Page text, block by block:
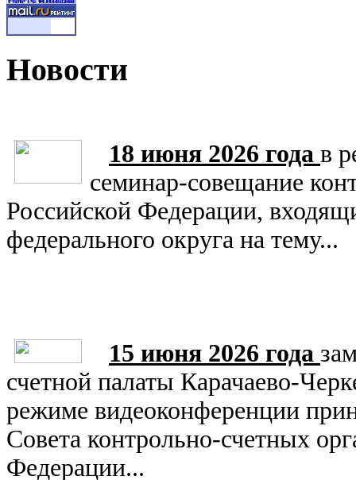
Новости
18 июня 2026 года в
семинар-совещание
Российской Федерации,
федерального округа на тему...
15 июня 2026 года
счетной палаты Карачаево-
режиме видеоконференции
Совета контрольно-счетных
Федерации...